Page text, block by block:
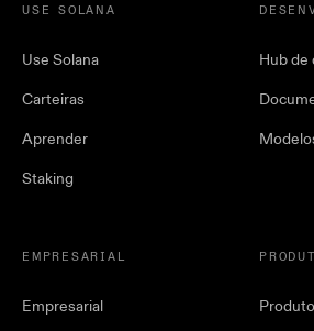
USE SOLANA
Use Solana
Carteiras
Aprender
Staking
Hub de
EMPRESARIAL
Empresarial